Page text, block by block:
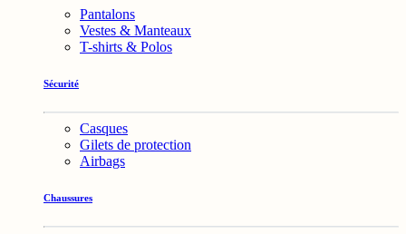
Pantalons
Vestes & Manteaux
T-shirts & Polos
Sécurité
Casques
Gilets de protection
Airbags
Chaussures